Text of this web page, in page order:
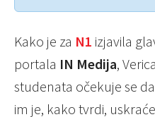
Kako je za N1 izjavila
portala IN Medija,
studenata očekuje se
im je, kako tvrdi,